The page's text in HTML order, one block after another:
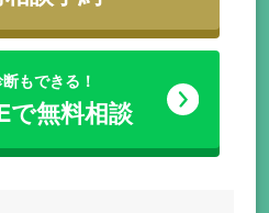
もできる！
で無料相談